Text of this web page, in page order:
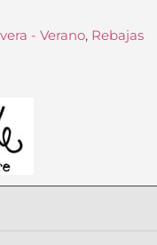
- Verano, Rebajas